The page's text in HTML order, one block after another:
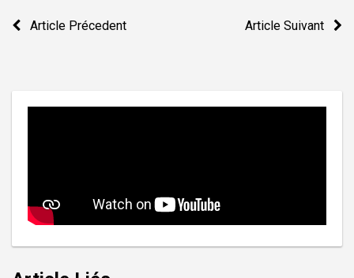
Navigation
Article Précedent Article Suivant